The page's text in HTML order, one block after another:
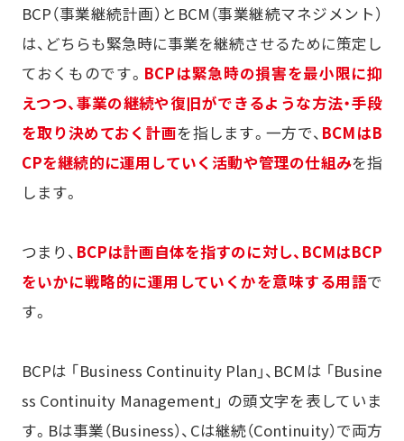
BCP（事業継続計画）とBCM（事業継続マネジメント）
は、どちらも緊急時に事業を継続させるために策定し
ておくものです。 BCPは緊急時の損害を最小限に抑
えつつ、事業の継続や復旧ができるような方法・手段
を取り決めておく計画を指します。一方で、 BCMはB
CPを継続的に運用していく活動や管理の仕組みを指
します。
つまり、 BCPは計画自体を指すのに対し、BCMはBCP
をいかに戦略的に運用していくかを意味する用語で
す。
BCPは 「Business Continuity Plan」、BCMは 「Busine
ss Continuity Management」 の頭文字を表していま
す。Bは事業（Business）、Cは継続（Continuity）で両方